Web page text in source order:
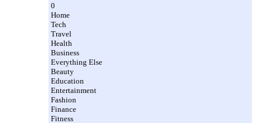
0
Home
Tech
Travel
Health
Business
Everything Else
Beauty
Education
Entertainment
Fashion
Finance
Fitness